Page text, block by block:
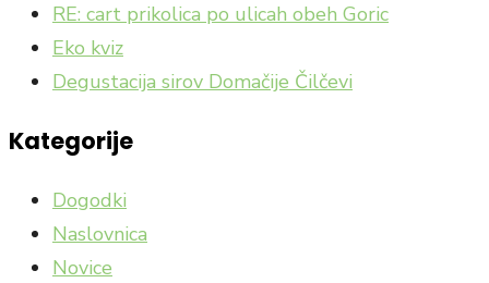
RE: cart prikolica po ulicah obeh Goric
Eko kviz
Degustacija sirov Domačije Čilčevi
Kategorije
Dogodki
Naslovnica
Novice